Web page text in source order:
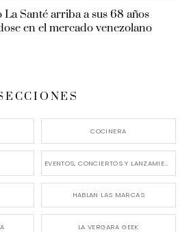
Santé arriba a sus 68 años
en el mercado venezolano
COCINERA
EVENTOS, CONCIERTOS Y LANZAMIENTOS
HABLAN LAS MARCAS
LA VERGARA GEEK